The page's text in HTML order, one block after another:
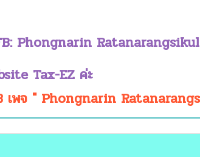
Phongnarin Ratanarangsikul
Tax-EZ ค่ะ
เพจ " Phongnarin